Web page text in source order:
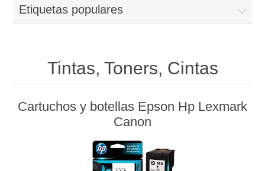
Etiquetas populares
Tintas, Toners, Cintas
Cartuchos y botellas Epson Hp Lexmark
Canon